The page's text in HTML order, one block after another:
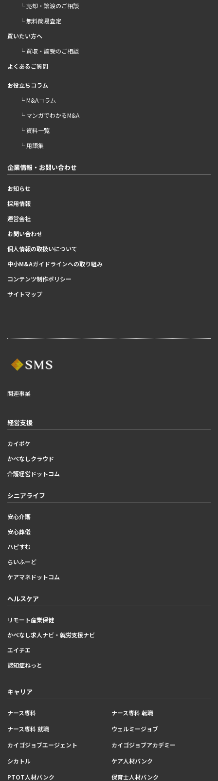
└ 売却・譲渡のご相談
└ 無料簡易査定
買いたい方へ
└ 買収・譲受のご相談
よくあるご質問
お役立ちコラム
└ M&Aコラム
└ マンガでわかるM&A
└ 資料一覧
└ 用語集
企業情報・お問い合わせ
お知らせ
採用情報
運営会社
お問い合わせ
個人情報の取扱いについて
中小M&Aガイドラインへの取り組み
コンテンツ制作ポリシー
サイトマップ
関連事業
経営支援
カイポケ
かべなしクラウド
介護経営ドットコム
シニアライフ
安心介護
安心葬儀
ハピすむ
らいふーど
ケアマネドットコム
ヘルスケア
リモート産業保健
かべなし求人ナビ・就労支援ナビ
エイチエ
認知症ねっと
キャリア
ナース専科
ナース専科 転職
ナース専科 就職
ウェルミージョブ
カイゴジョブエージェント
カイゴジョブアカデミー
シカトル
ケア人材バンク
PTOT人材バンク
保育士人材バンク